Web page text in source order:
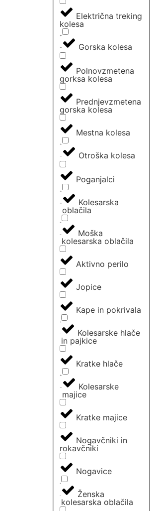
Električna treking
kolesa
Gorska kolesa
Polnovzmetena
gorksa kolesa
Prednjevzmetena
gorska kolesa
Mestna kolesa
Otroška kolesa
Poganjalci
Kolesarska
oblačila
Moška
kolesarska oblačila
Aktivno perilo
Jopice
Kape in pokrivala
Kolesarske hlače
in pajkice
Kratke hlače
Kolesarske
majice
Kratke majice
Nogavčniki in
rokavčniki
Nogavice
Ženska
kolesarska oblačila